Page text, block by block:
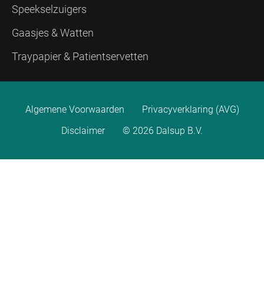
Speekselzuigers
Gaasjes & Watten
Traypapier & Patientservetten
Algemene Voorwaarden
Privacyverklaring (AVG)
Disclaimer
© 2026 Dalsup B.V.